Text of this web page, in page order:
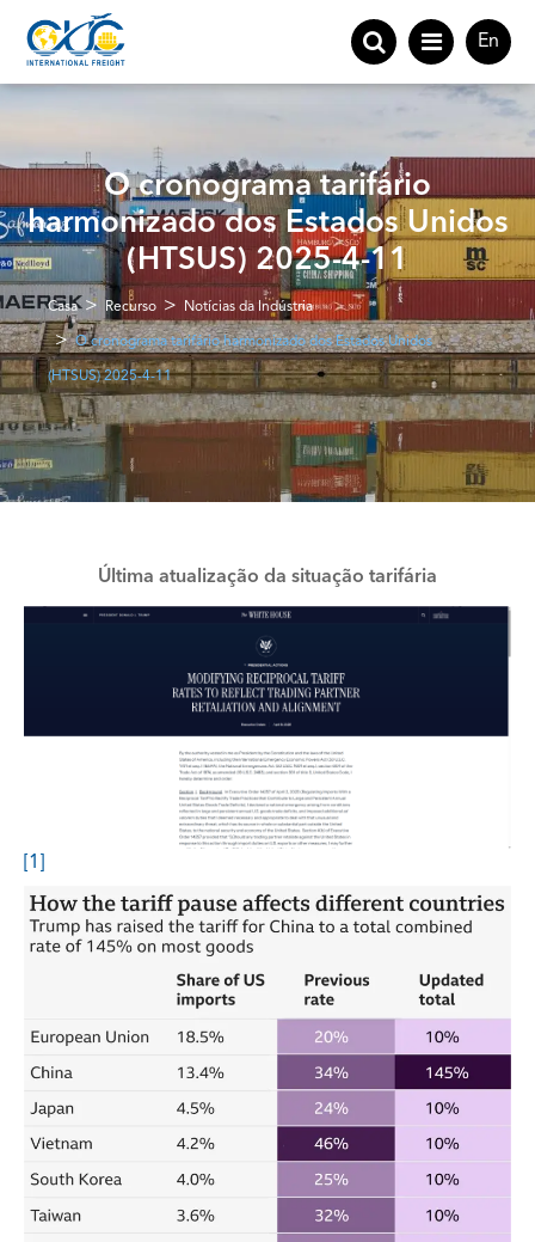
En
O cronograma tarifário
harmonizado dos Estados Unidos
(HTSUS) 2025-4-11
Casa Recurso Notícias da Indústria
O cronograma tarifário harmonizado dos Estados Unidos
(HTSUS) 2025-4-11
Última atualização da situação tarifária
[1]